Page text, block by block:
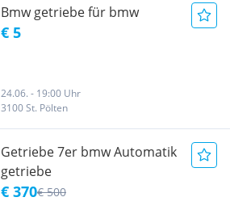
Bmw getriebe für bmw
€ 5
24.06. - 19:00 Uhr
3100 St. Pölten
Getriebe 7er bmw Automatik
getriebe
€ 370€ 500